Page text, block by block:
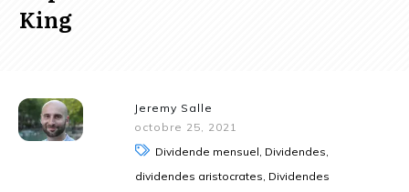
King
Jeremy Salle
octobre 25, 2021
Dividende mensuel, Dividendes,
dividendes aristocrates, Dividendes